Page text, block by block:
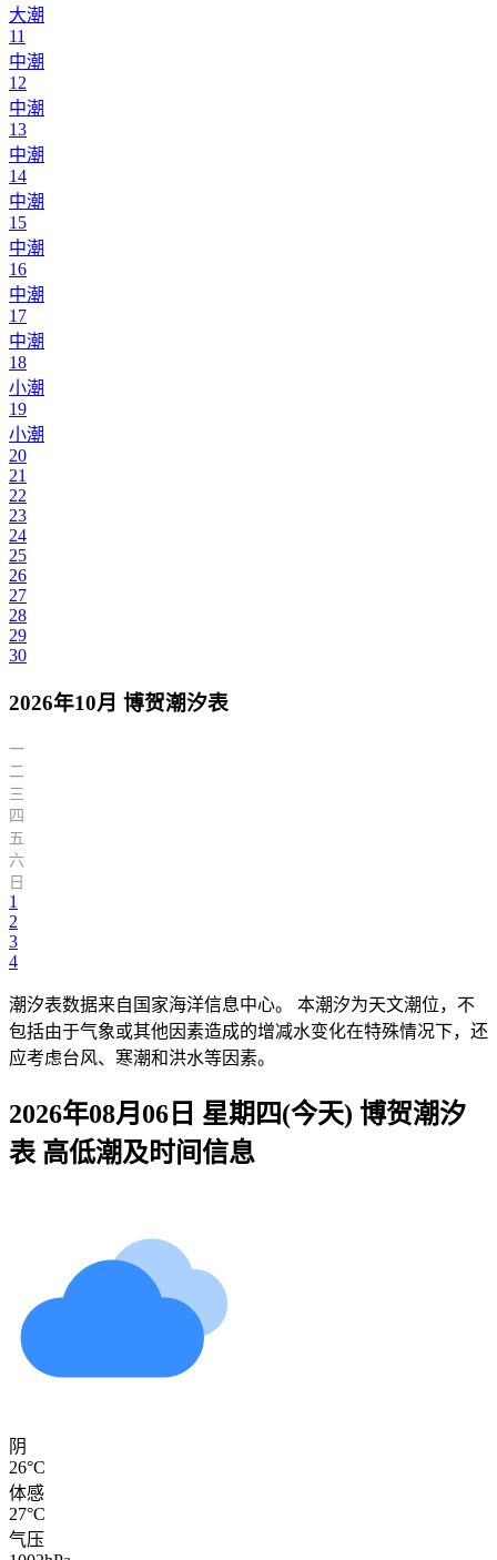
大潮
11
中潮
12
中潮
13
中潮
14
中潮
15
中潮
16
中潮
17
中潮
18
小潮
19
小潮
20
21
22
23
24
25
26
27
28
29
30
2026年10月 博贺潮汐表
一
二
三
四
五
六
日
1
2
3
4
潮汐表数据来自国家海洋信息中心。 本潮汐为天文潮位，不
包括由于气象或其他因素造成的增减水变化在特殊情况下，还
应考虑台风、寒潮和洪水等因素。
2026年08月06日 星期四(今天) 博贺潮汐
表 高低潮及时间信息
阴
26°C
体感
27°C
气压